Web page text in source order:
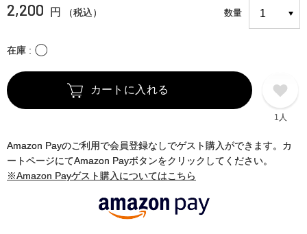
2,200 円 （税込） 数量
在庫 〇
カートに入れる
1人
Amazon Payのご利用で会員登録なしでゲスト購入ができます。カ
ートページにてAmazon Payボタンをクリックしてください。
※Amazon Payゲスト購入についてはこちら